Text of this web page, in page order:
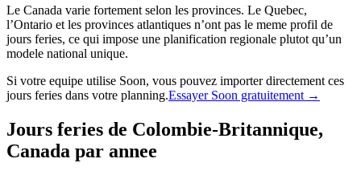
Le Canada varie fortement selon les provinces. Le Quebec,
l’Ontario et les provinces atlantiques n’ont pas le meme profil de
jours feries, ce qui impose une planification regionale plutot qu’un
modele national unique.
Si votre equipe utilise Soon, vous pouvez importer directement ces
jours feries dans votre planning.Essayer Soon gratuitement →
Jours feries de Colombie-Britannique,
Canada par annee